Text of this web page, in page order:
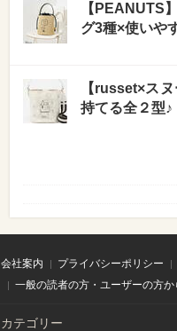
【PEANUTS
グ3種×使いや
【russet×ス
持てる全２型♪
会社案内 プライバシーポリシー
一般の読者の方・ユーザーの方
カテゴリー